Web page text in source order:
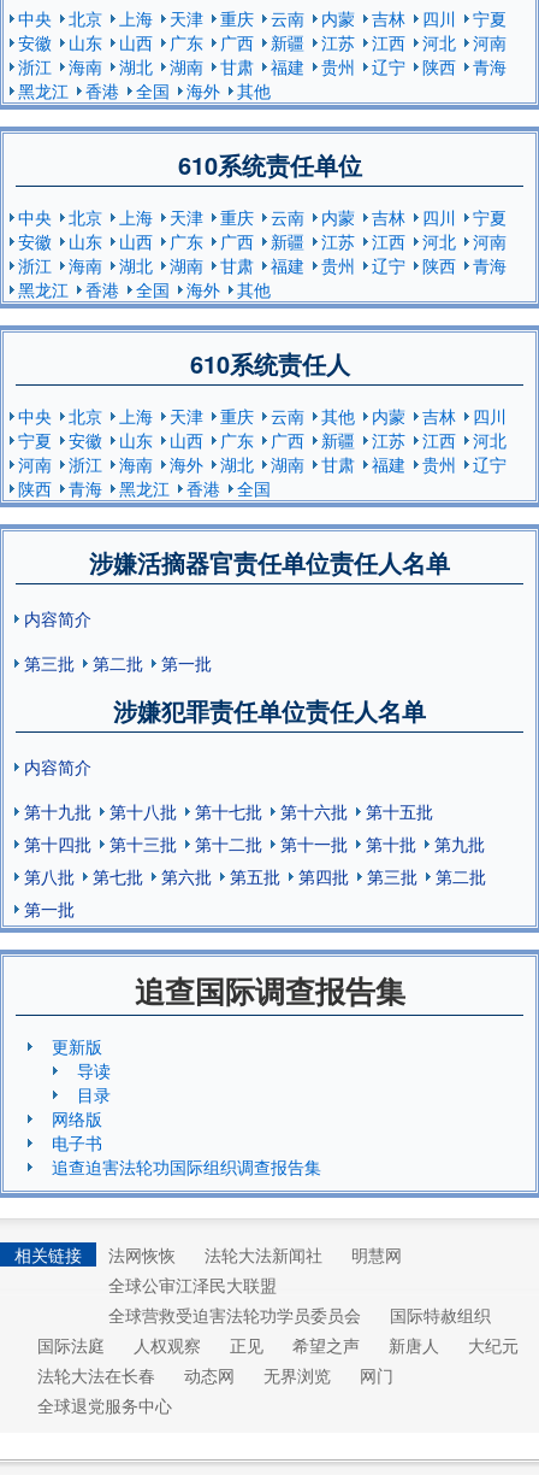
中央 北京 上海 天津 重庆 云南 内蒙 吉林 四川
宁夏
安徽
山东 山西 广东 广西 新疆 江苏 江西 河北
河南
浙江
海南 湖北 湖南 甘肃 福建 贵州 辽宁 陕西
青海
黑龙江
香港 全国 海外 其他
610系统责任单位
中央 北京 上海 天津 重庆 云南 内蒙 吉林 四川
宁夏
安徽
山东 山西 广东 广西 新疆 江苏 江西 河北
河南
浙江
海南 湖北 湖南 甘肃 福建 贵州 辽宁 陕西
青海
黑龙江
香港 全国 海外 其他
610系统责任人
中央 北京 上海 天津 重庆 云南 其他 内蒙 吉林
四川
宁夏
安徽 山东 山西 广东 广西 新疆 江苏 江西
河北
河南
浙江 海南 海外 湖北 湖南 甘肃 福建 贵州
辽宁
陕西
青海 黑龙江 香港 全国
涉嫌活摘器官责任单位责任人名单
内容简介
第三批
第二批 第一批
涉嫌犯罪责任单位责任人名单
内容简介
第十九批
第十八批 第十七批 第十六批
第十五批
第十四批
第十三批 第十二批 第十一批 第十批
第九批
第八批
第七批 第六批 第五批 第四批 第三批
第二批
第一批
追查国际调查报告集
更新版
导读
目录
网络版
电子书
追查迫害法轮功国际组织调查报告集
相关链接 法网恢恢 法轮大法新闻社
明慧网
全球公审江泽民大联盟
全球营救受迫害法轮功学员委员会
国际特赦组织
国际法庭
人权观察 正见 希望之声 新唐人
大纪元
法轮大法在长春
动态网 无界浏览
网门
全球退党服务中心